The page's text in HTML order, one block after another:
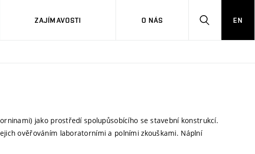
ZAJÍMAVOSTI O NÁS
HLEDAT
EN
jako prostředí spolupůsobícího se stavební konstrukcí.
ověřováním laboratorními a polními zkouškami. Náplní